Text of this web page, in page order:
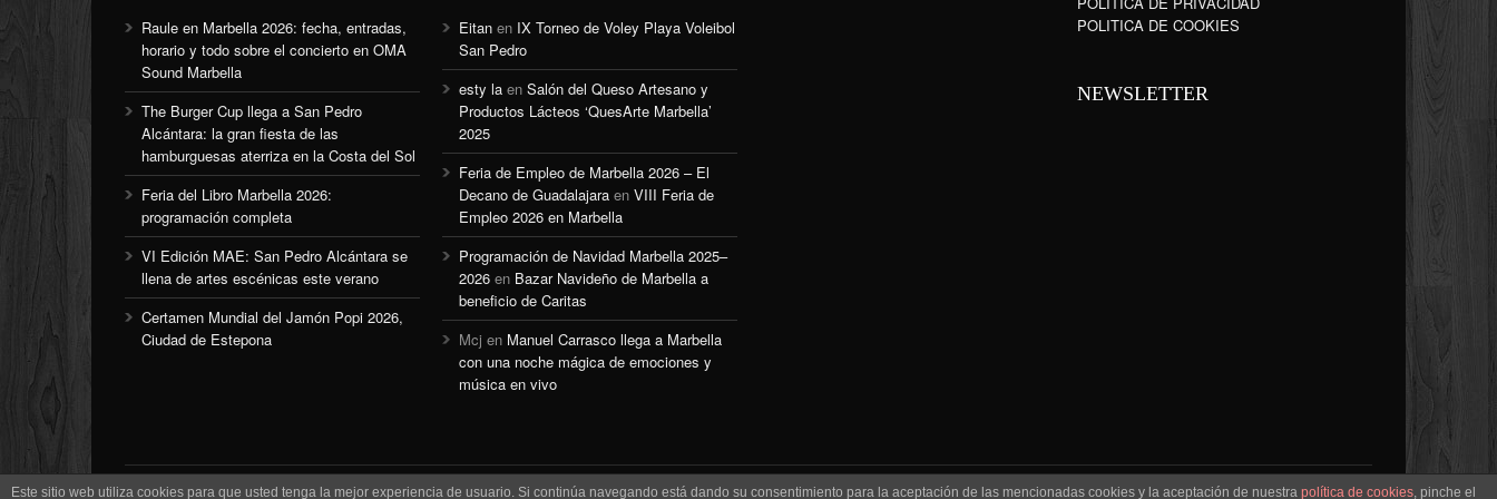
Raule en Marbella 2026: fecha, entradas,
horario y todo sobre el concierto en OMA
Sound Marbella
The Burger Cup llega a San Pedro
Alcántara: la gran fiesta de las
hamburguesas aterriza en la Costa del Sol
Feria del Libro Marbella 2026:
programación completa
VI Edición MAE: San Pedro Alcántara se
llena de artes escénicas este verano
Certamen Mundial del Jamón Popi 2026,
Ciudad de Estepona
Eitan en IX Torneo de Voley Playa Voleibol
San Pedro
esty la en Salón del Queso Artesano y
Productos Lácteos ‘QuesArte Marbella’
2025
Feria de Empleo de Marbella 2026 – El
Decano de Guadalajara en VIII Feria de
Empleo 2026 en Marbella
Programación de Navidad Marbella 2025–
2026 en Bazar Navideño de Marbella a
beneficio de Caritas
Mcj en Manuel Carrasco llega a Marbella
con una noche mágica de emociones y
música en vivo
POLITICA DE COOKIES
NEWSLETTER
Este sitio web utiliza cookies para que usted tenga la mejor experiencia de usuario. Si continúa navegando está dando su consentimiento para la aceptación de las mencionadas cookies y la aceptación de nuestra política de cookies, pinche el